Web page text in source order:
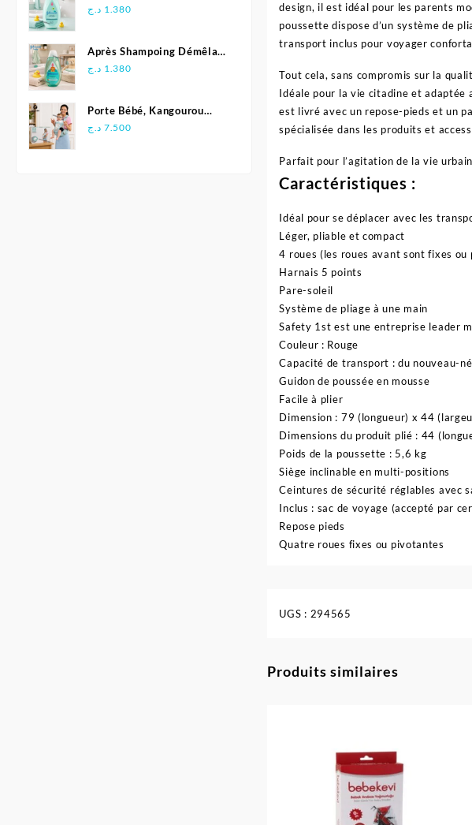
shampoing 2en1 Soft &
1.380 د.ج
Après Shampoing Démêlant
pour bébé - Johnson'S Baby
1.380 د.ج
Porte Bébé, Kangourou
Multifonctionnel
7.500 د.ج
design, il est idéal pour les parents
poussette dispose d’un système de
transport inclus pour voyager
Tout cela, sans compromis sur la
Idéale pour la vie citadine et adaptée
est livré avec un repose-pieds et un
spécialisée dans les produits et
Parfait pour l’agitation de la vie
Caractéristiques :
Idéal pour se déplacer avec les
Léger, pliable et compact
4 roues (les roues avant sont fixes ou
Harnais 5 points
Pare-soleil
Système de pliage à une main
Safety 1st est une entreprise leader
Couleur : Rouge
Capacité de transport : du nouveau-
Guidon de poussée en mousse
Facile à plier
Dimension : 79 (longueur) x 44
Dimensions du produit plié : 44
Poids de la poussette : 5,6 kg
Siège inclinable en multi-positions
Ceintures de sécurité réglables avec
Inclus : sac de voyage (accepté par
Repose pieds
Quatre roues fixes ou pivotantes
UGS : 294565
Produits similaires